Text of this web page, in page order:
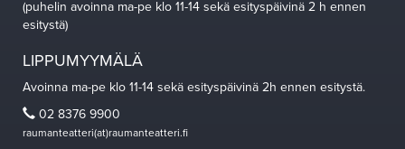
(puhelin avoinna ma-pe klo 11-14 sekä esityspäivinä 2 h ennen
esitystä)
LIPPUMYYMÄLÄ
Avoinna ma-pe klo 11-14 sekä esityspäivinä 2h ennen esitystä.
02 8376 9900
raumanteatteri(at)raumanteatteri.fi